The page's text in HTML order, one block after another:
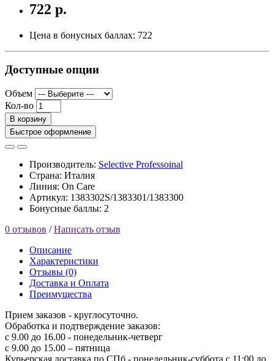
722 р.
Цена в бонусных баллах: 722
Доступные опции
Объем
Кол-во
В корзину
Быстрое оформление
Производитель: Selective Professoinal
Страна: Италия
Линия: On Care
Артикул: 1383302S/1383301/1383300
Бонусные баллы: 2
0 отзывов /Написать отзыв
Описание
Характеристики
Отзывы (0)
Доставка и Оплата
Преимущества
Прием заказов - круглосуточно.
Обработка и подтверждение заказов:
с 9.00 до 16.00 - понедельник-четверг
с 9.00 до 15.00 – пятница